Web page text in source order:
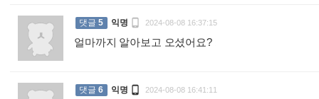
댓글 5 익명  2024-08-08 16:37:15
얼마까지 알아보고 오셨어요?
댓글 6 익명  2024-08-08 16:41:11